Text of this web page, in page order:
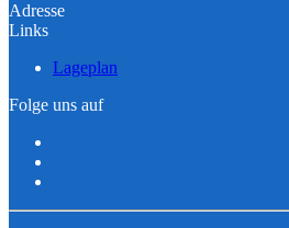
Adresse
Links
Lageplan
Folge uns auf